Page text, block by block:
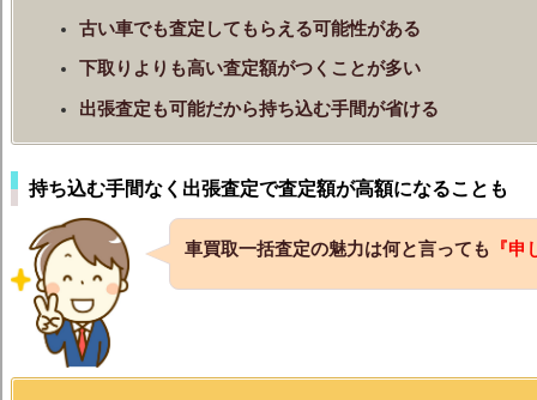
古い車でも査定してもらえる可能性がある
下取りよりも高い査定額がつくことが多い
出張査定も可能だから持ち込む手間が省ける
持ち込む手間なく出張査定で査定額が高額になることも
車買取一括査定の魅力は何と言っても 『